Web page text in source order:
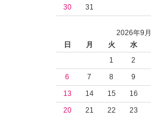
30
31
2026年9月
日
月 火 水
1
2
6
7 8 9
13
14 15 16
20
21 22 23